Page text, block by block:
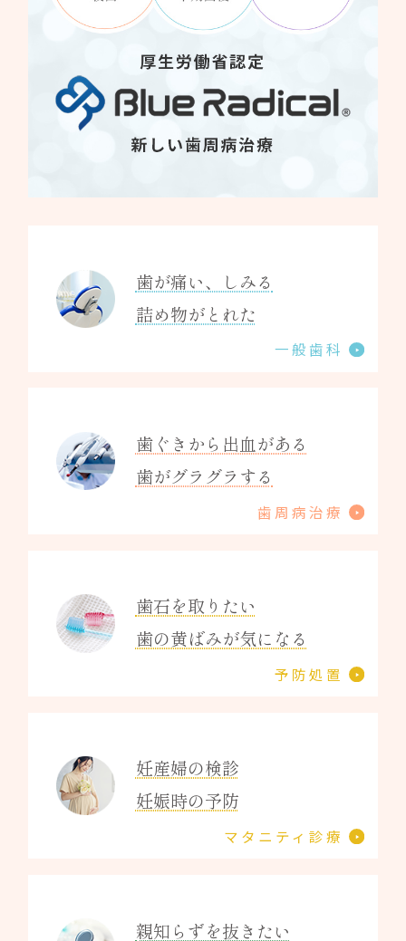
歯が痛い、しみる
詰め物がとれた
一般歯科
歯ぐきから出血がある
歯がグラグラする
歯周病治療
歯石を取りたい
歯の黄ばみが気になる
予防処置
妊産婦の検診
妊娠時の予防
マタニティ診療
親知らずを抜きたい